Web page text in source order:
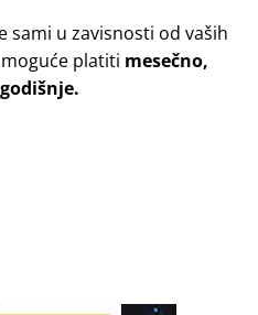
sami u zavisnosti od vaših
platiti mеsеčnо,